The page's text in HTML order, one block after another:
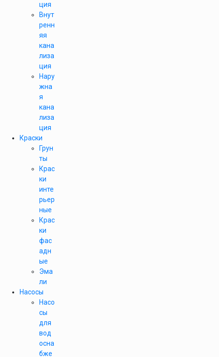
ция
Внут
ренн
яя
кана
лиза
ция
Нару
жна
я
кана
лиза
ция
Краски
Грун
ты
Крас
ки
инте
рьер
ные
Крас
ки
фас
адн
ые
Эма
ли
Насосы
Насо
сы
для
вод
осна
бже